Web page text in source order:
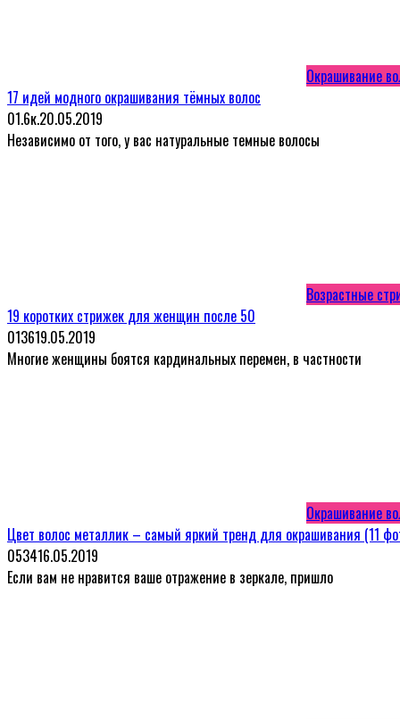
Окрашивание
17 идей модного окрашивания тёмных волос
01.6к.20.05.2019
Независимо от того, у вас натуральные темные волосы
Возрастные
19 коротких стрижек для женщин после 50
013619.05.2019
Многие женщины боятся кардинальных перемен, в частности
Окрашивание
Цвет волос металлик – самый яркий тренд для окрашивания (11
053416.05.2019
Если вам не нравится ваше отражение в зеркале, пришло